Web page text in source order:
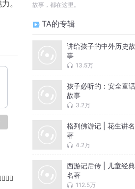
。
故事，都在这里。
TA的专辑
讲给孩子的中外历史故
事
13.5万
孩子必听的：安全童话
故事
3.2万
格列佛游记 | 花生讲名
著
4.2万
西游记后传 | 儿童经典
名著
112.5万